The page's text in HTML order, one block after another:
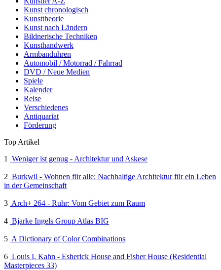
Kunst chronologisch
Kunsttheorie
Kunst nach Ländern
Bildnerische Techniken
Kunsthandwerk
Armbanduhren
Automobil / Motorrad / Fahrrad
DVD / Neue Medien
Spiele
Kalender
Reise
Verschiedenes
Antiquariat
Förderung
Top Artikel
1
Weniger ist genug - Architektur und Askese
2 Burkwil - Wohnen für alle: Nachhaltige Architektur für ein Leben
in der Gemeinschaft
3 Arch+ 264 - Ruhr: Vom Gebiet zum Raum
4 Bjarke Ingels Group Atlas BIG
5 A Dictionary of Color Combinations
6 Louis I. Kahn - Esherick House and Fisher House (Residential
Masterpieces 33)